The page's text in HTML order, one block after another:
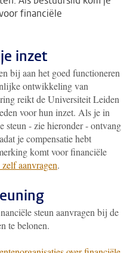
financiële
inzet
bij aan het goed functioneren
ontwikkeling van
reikt de Universiteit Leiden
voor hun inzet. Als je in
steun - zie hieronder - ontvang
je compensatie hebt
komt voor financiële
aanvragen.
steun aanvragen bij de
te belonen.